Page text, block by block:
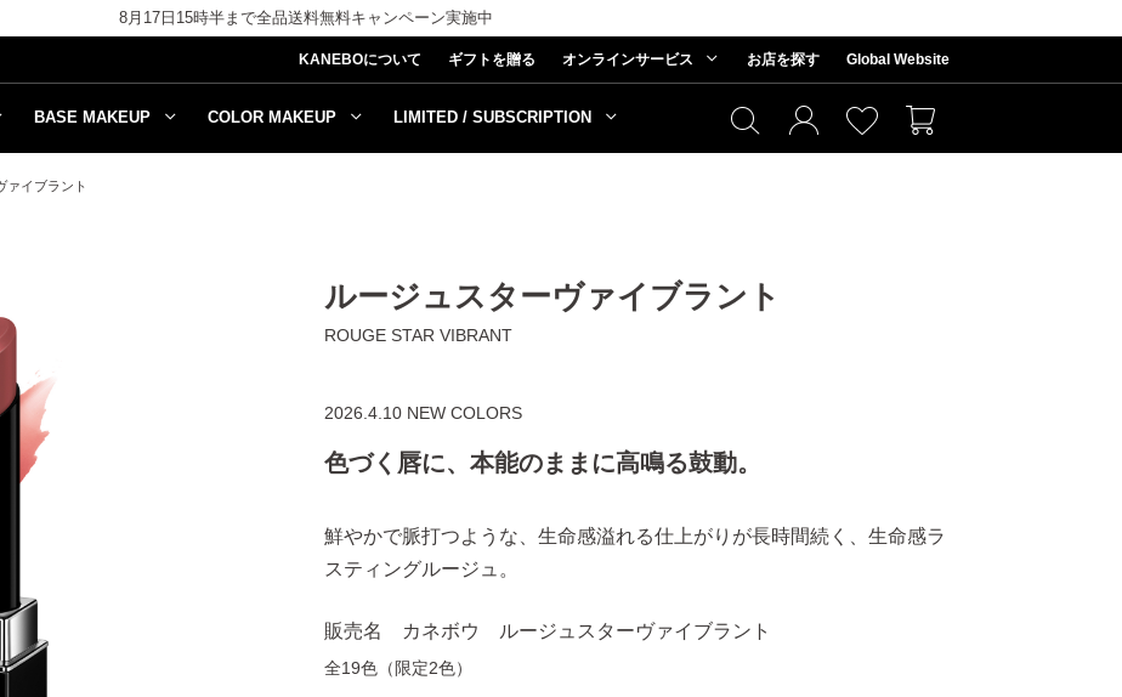
8月17日15時半まで全品送料無料キャンペーン実施中
KANEBOについて ギフトを贈る オンラインサービス お店を探す Global Website
BASE MAKEUP COLOR MAKEUP LIMITED / SUBSCRIPTION
ァイブラント
ルージュスターヴァイブラント
ROUGE STAR VIBRANT
2026.4.10 NEW COLORS
色づく唇に、本能のままに高鳴る鼓動。
鮮やかで脈打つような、生命感溢れる仕上がりが長時間続く、生命感ラ
スティングルージュ。
販売名 カネボウ ルージュスターヴァイブラント
全19色（限定2色）